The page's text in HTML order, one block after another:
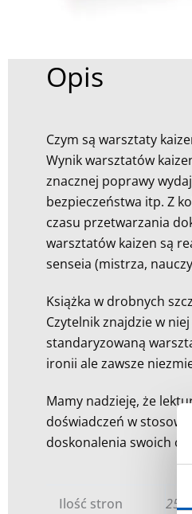
Opis
Czym są warsztaty
Wynik warsztatów
znacznej poprawy
bezpieczeństwa itp. Z
czasu przetwarzania
warsztatów kaizen są
senseia (mistrza,
Książka w drobnych
Czytelnik znajdzie w
standaryzowaną
ironii ale zawsze
Mamy nadzieję, że
doświadczeń w
doskonalenia swoich
Ilość stron 252